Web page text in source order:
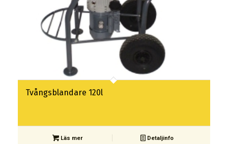
Tvångsblandare 120l
Läs mer Detaljinfo